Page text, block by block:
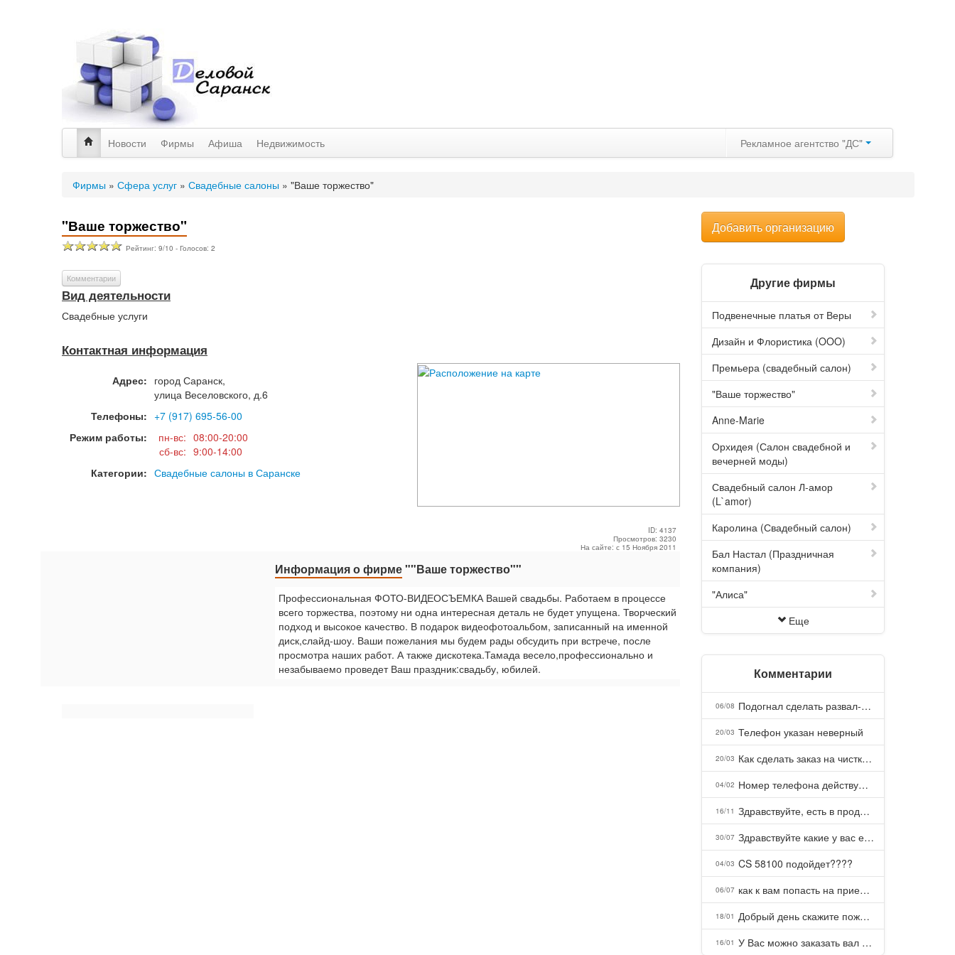
Новости Фирмы Афиша Недвижимость Рекламное агентство "ДС"
Фирмы » Сфера услуг » Свадебные салоны » "Ваше торжество"
"Ваше торжество"
Рейтинг: 9/10 - Голосов: 2
Комментарии
Вид деятельности
Свадебные услуги
Контактная информация
Адрес: город Саранск,
улица Веселовского, д.6
Телефоны: +7 (917) 695-56-00
Режим работы:
пн-вс: 08:00-20:00
сб-вс: 9:00-14:00
Категории: Свадебные салоны в Саранске
ID: 4137
Просмотров: 3230
На сайте: с 15 Ноября 2011
Информация о фирме""Ваше торжество""
Профессиональная ФОТО-ВИДЕОСЪЕМКА Вашей свадьбы. Работаем в процессе
всего торжества, поэтому ни одна интересная деталь не будет упущена. Творческий
подход и высокое качество. В подарок видеофотоальбом, записанный на именной
диск,слайд-шоу. Ваши пожелания мы будем рады обсудить при встрече, после
просмотра наших работ. А также дискотека.Тамада весело,профессионально и
незабываемо проведет Ваш праздник:свадьбу, юбилей.
Добавить организацию
Другие фирмы
Подвенечные платья от Веры
Дизайн и Флористика (OOO)
Премьера (свадебный салон)
"Ваше торжество"
Anne-Marie
Орхидея (Салон свадебной и
вечерней моды)
Свадебный салон Л-амор
(L`amor)
Каролина (Свадебный салон)
Бал Настал (Праздничная
компания)
"Алиса"
Еще
Комментарии
06/08 Подогнал сделать развал-схождение, сделали- машина уходит на право и колеса проверил все хорошо с атмосферами ужас как можно делать авто, не ужели не берегут свою репутацию, не советую.
20/03 Телефон указан неверный
20/03 Как сделать заказ на чистку пуховых подушек?
04/02 Номер телефона действующий можно узнать почему номер неправельный
16/11 Здравствуйте, есть в продаже? Есть доставка до Казани?
30/07 Здравствуйте какие у вас есть курсы и какая цена, ?
04/03 CS 58100 подойдет????
06/07 как к вам попасть на прием? Или дозвониться, трубку не берете.
18/01 Добрый день скажите пожалуйста как можно с вами связаться . Телефон не отвечает .Заказала кухню в тц Хороший есть претензии а менеджер контактов не дает .Что делать?
16/01 У Вас можно заказать вал шлицевой от косилки заря для мтз, который соединяет мотоблок с косилкой.?